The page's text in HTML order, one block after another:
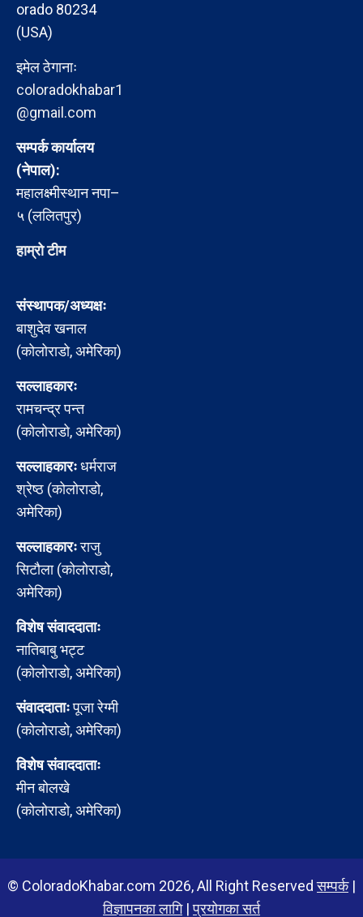
orado 80234
(USA)
इमेल ठेगानाः
coloradokhabar1
@gmail.com
सम्पर्क कार्यालय
(नेपाल):
महालक्ष्मीस्थान नपा–
५ (ललितपुर)
हाम्रो टीम
संस्थापक/अध्यक्षः
बाशुदेव खनाल
(कोलोराडो, अमेरिका)
सल्लाहकारः
रामचन्द्र पन्त
(कोलोराडो, अमेरिका)
सल्लाहकारःधर्मराज
श्रेष्ठ (कोलोराडो,
अमेरिका)
सल्लाहकारःराजु
सिटौला (कोलोराडो,
अमेरिका)
विशेष संवाददाताः
नातिबाबु भट्ट
(कोलोराडो, अमेरिका)
संवाददाताःपूजा रेग्मी
(कोलोराडो, अमेरिका)
विशेष संवाददाताः
मीन बोलखे
(कोलोराडो, अमेरिका)
© ColoradoKhabar.com 2026, All Right Reservedसम्पर्क|
विज्ञापनका लागि|प्रयोगका सर्त